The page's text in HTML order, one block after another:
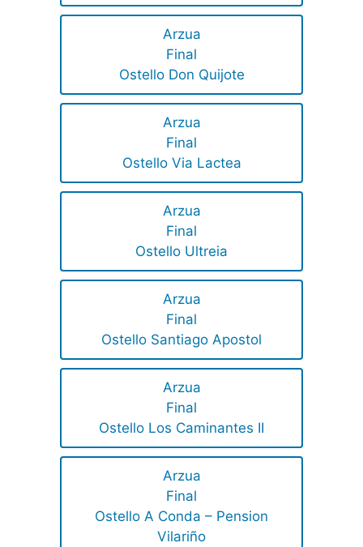
Arzua
Final
Ostello Don Quijote
Arzua
Final
Ostello Via Lactea
Arzua
Final
Ostello Ultreia
Arzua
Final
Ostello Santiago Apostol
Arzua
Final
Ostello Los Caminantes II
Arzua
Final
Ostello A Conda – Pension
Vilariño